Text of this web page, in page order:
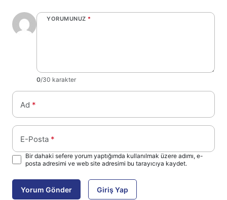
YORUMUNUZ *
0/30 karakter
Ad *
E-Posta *
Bir dahaki sefere yorum yaptığımda kullanılmak üzere adımı, e-
posta adresimi ve web site adresimi bu tarayıcıya kaydet.
Yorum Gönder Giriş Yap